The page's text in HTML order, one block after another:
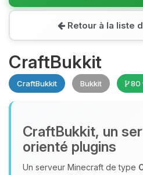
Retour à la liste
CraftBukkit
CraftBukkit Bukkit 80
CraftBukkit, un
orienté plugins
Un serveur Minecraft de type